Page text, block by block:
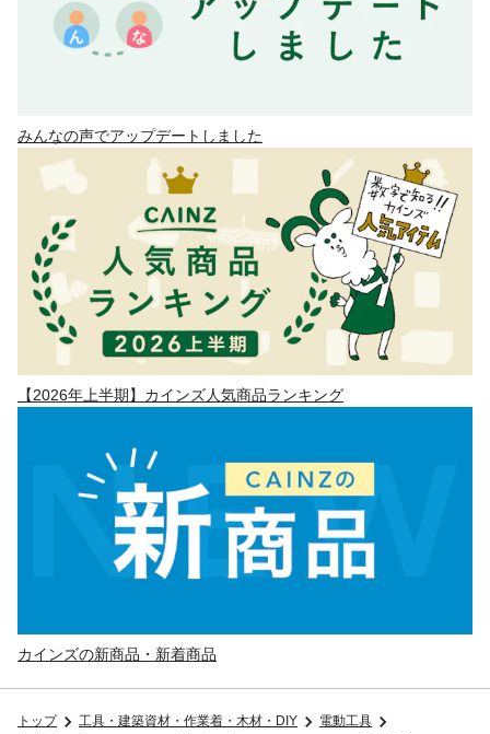
みんなの声でアップデートしました
【2026年上半期】カインズ人気商品ランキング
カインズの新商品・新着商品
トップ 工具・建築資材・作業着・木材・DIY
電動工具